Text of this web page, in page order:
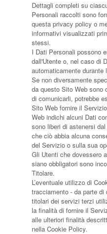
Dettagli completi su
Personali raccolti sono
questa privacy policy o
informativi visualizzati
stessi.
I Dati Personali possono
dall'Utente o, nel caso di
automaticamente
Se non diversamente
da questo Sito Web sono
di comunicarli, potrebbe
Sito Web fornire il
Web indichi alcuni Dati
sono liberi di astenersi
che ciò abbia alcuna
del Servizio o sulla sua
Gli Utenti che dovessero
siano obbligatori sono
Titolare.
L’eventuale utilizzo di
tracciamento - da parte di
titolari dei servizi terzi
la finalità di fornire il
alle ulteriori finalità
nella Cookie Policy.